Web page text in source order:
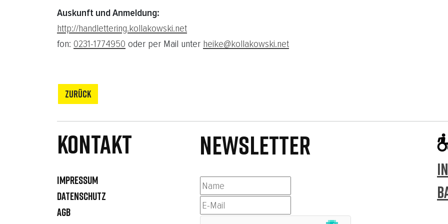
Auskunft und Anmeldung:
http://handlettering.kollakowski.net
fon: 0231-1774950 oder per Mail unter heike@kollakowski.net
ZURÜCK
Kontakt
IMPRESSUM
DATENSCHUTZ
AGB
NEWSLETTER